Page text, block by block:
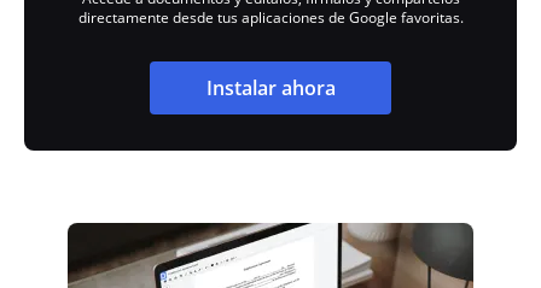
directamente desde tus aplicaciones de Google favoritas.
Instalar ahora